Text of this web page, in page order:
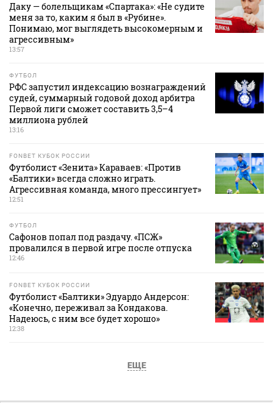
Даку — болельщикам «Спартака»: «Не судите
меня за то, каким я был в «Рубине».
Понимаю, мог выглядеть высокомерным и
агрессивным»
13:57
ФУТБОЛ
РФС запустил индексацию вознаграждений
судей, суммарный годовой доход арбитра
Первой лиги сможет составить 3,5–4
миллиона рублей
13:16
FONBET КУБОК РОССИИ
Футболист «Зенита» Караваев: «Против
«Балтики» всегда сложно играть.
Агрессивная команда, много прессингует»
12:51
ФУТБОЛ
Сафонов попал под раздачу. «ПСЖ»
провалился в первой игре после отпуска
12:46
FONBET КУБОК РОССИИ
Футболист «Балтики» Эдуардо Андерсон:
«Конечно, переживал за Кондакова.
Надеюсь, с ним все будет хорошо»
12:38
ЕЩЕ